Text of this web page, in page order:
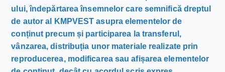
ului, îndepărtarea însemnelor care semnifică dreptul
de autor al KMPVEST asupra elementelor de
conținut precum și participarea la transferul,
vânzarea, distribuția unor materiale realizate prin
reproducerea, modificarea sau afișarea elementelor